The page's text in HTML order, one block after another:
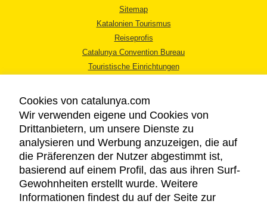
Sitemap
Katalonien Tourismus
Reiseprofis
Catalunya Convention Bureau
Touristische Einrichtungen
RECHTLICHER HINWEIS
DATENSCHUTZICHTLINIE
COOKIES
Cookies von catalunya.com
Wir verwenden eigene und Cookies von
Drittanbietern, um unsere Dienste zu
analysieren und Werbung anzuzeigen, die auf
die Präferenzen der Nutzer abgestimmt ist,
basierend auf einem Profil, das aus ihren Surf-
Gewohnheiten erstellt wurde. Weitere
Informationen findest du auf der Seite zur